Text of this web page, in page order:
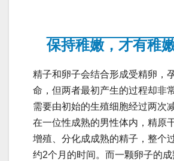
保持稚嫩，才有稚
精子和卵子会结合形成受精卵，
命，但两者最初产生的过程却非
需要由初始的生殖细胞经过两次
在一位性成熟的男性体内，精原
增殖、分化成成熟的精子，整个
约2个月的时间。而一颗卵子的